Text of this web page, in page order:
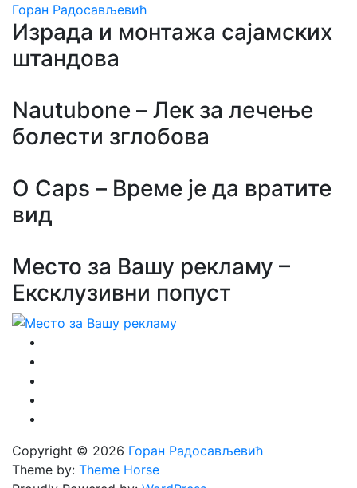
Горан Радосављевић
Израда и монтажа сајамских
штандова
Nautubone – Лек за лечење
болести зглобова
O Caps – Време је да вратите
вид
Место за Вашу рекламу –
Ексклузивни попуст
Copyright © 2026 Горан Радосављевић
Theme by: Theme Horse